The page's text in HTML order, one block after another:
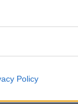
Policylabiau nei